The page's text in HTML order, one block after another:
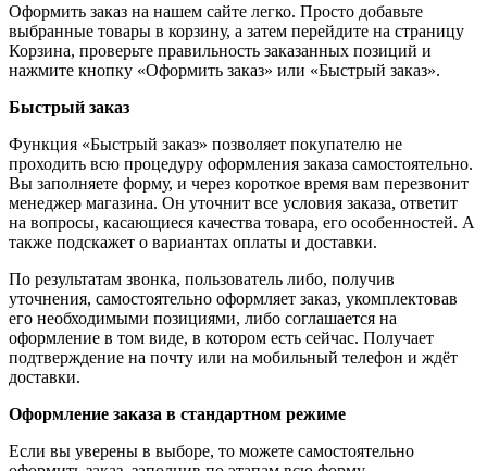
Оформить заказ на нашем сайте легко. Просто добавьте
выбранные товары в корзину, а затем перейдите на страницу
Корзина, проверьте правильность заказанных позиций и
нажмите кнопку «Оформить заказ» или «Быстрый заказ».
Быстрый заказ
Функция «Быстрый заказ» позволяет покупателю не
проходить всю процедуру оформления заказа самостоятельно.
Вы заполняете форму, и через короткое время вам перезвонит
менеджер магазина. Он уточнит все условия заказа, ответит
на вопросы, касающиеся качества товара, его особенностей. А
также подскажет о вариантах оплаты и доставки.
По результатам звонка, пользователь либо, получив
уточнения, самостоятельно оформляет заказ, укомплектовав
его необходимыми позициями, либо соглашается на
оформление в том виде, в котором есть сейчас. Получает
подтверждение на почту или на мобильный телефон и ждёт
доставки.
Оформление заказа в стандартном режиме
Если вы уверены в выборе, то можете самостоятельно